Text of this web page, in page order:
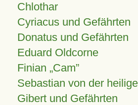
Chlothar
Cyriacus und Gefährten
Donatus und Gefährten
Eduard Oldcorne
Finian Cam
Sebastian von der
Gibert und Gefährten